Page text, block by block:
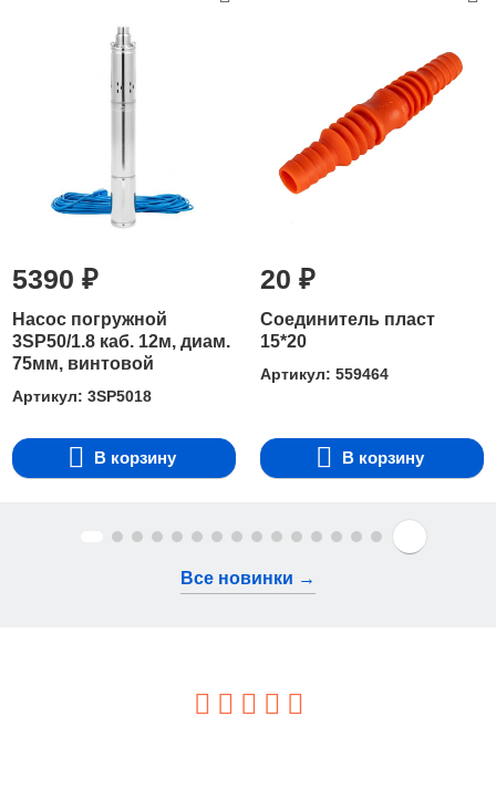
5390 ₽
Насос погружной
3SP50/1.8 каб. 12м, диам.
75мм, винтовой
Артикул: 3SP5018
В корзину
20 ₽
Соединитель пласт
15*20
Артикул: 559464
В корзину
Все новинки →